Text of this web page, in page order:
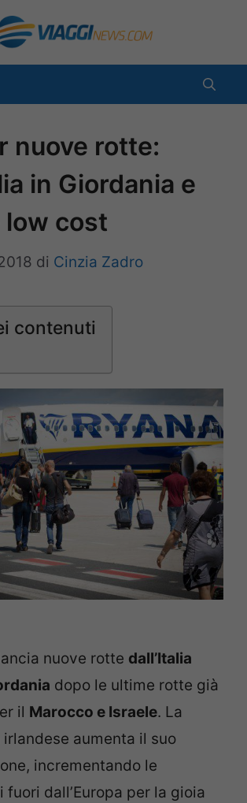
nuove rotte:
in Giordania e
low cost
di Cinzia Zadro
contenuti
nuove rotte dall’Italia
dopo le ultime rotte già
il Marocco e Israele. La
aumenta il suo
incrementando le
fuori dall’Europa per la gioia